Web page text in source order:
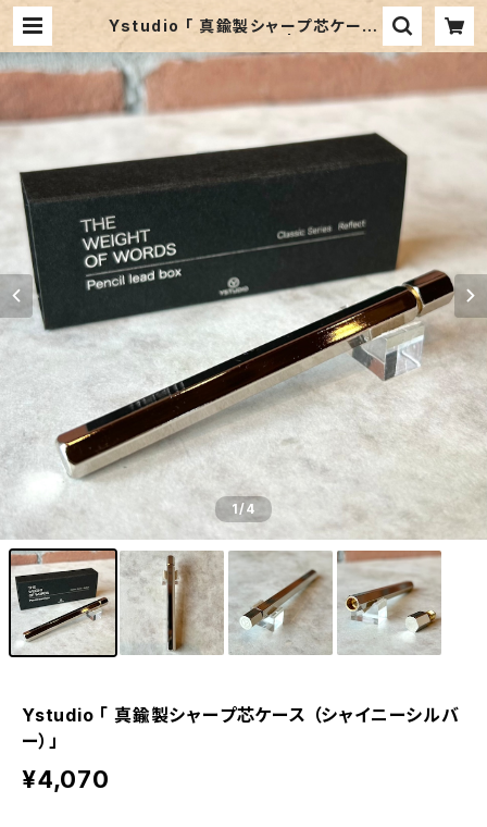
Ystudio 「 真鍮製シャープ芯ケース
（シャイニーシルバー）」 | ペンネジュ
ーク
1/4
Ystudio 「 真鍮製シャープ芯ケース （シャイニーシルバ
ー）」
¥4,070